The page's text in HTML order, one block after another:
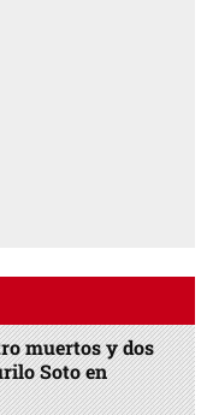
muertos y dos
Soto en